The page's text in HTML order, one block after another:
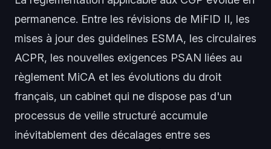
permanence. Entre les révisions de MiFID II, les
mises à jour des guidelines ESMA, les circulaires
ACPR, les nouvelles exigences PSAN liées au
règlement MiCA et les évolutions du droit
français, un cabinet qui ne dispose pas d'un
processus de veille structuré accumule
inévitablement des décalages entre ses